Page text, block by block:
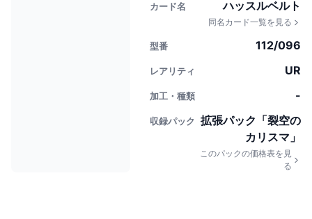
カード名 ハッスルベルト
同名カード一覧を見る
型番 112/096
レアリティ UR
加工・種類 -
収録パック
拡張パック「裂空の
カリスマ」
このパックの価格表を見
る